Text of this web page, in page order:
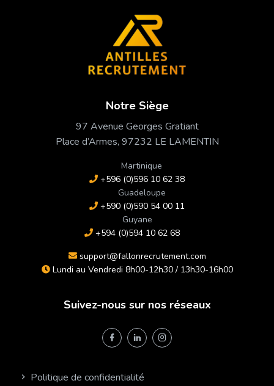
Notre Siège
97 Avenue Georges Gratiant
Place d’Armes, 97232 LE LAMENTIN
Martinique
+596 (0)596 10 62 38
Guadeloupe
+590 (0)590 54 00 11
Guyane
+594 (0)594 10 62 68
support@fallonrecrutement.com
Lundi au Vendredi 8h00-12h30 / 13h30-16h00
Suivez-nous sur nos réseaux
Politique de confidentialité